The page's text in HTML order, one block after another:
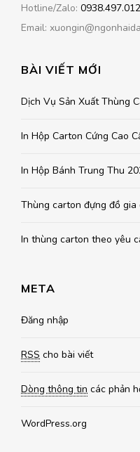
Hotline/Zalo: 0938.497.012
Email:
BÀI VIẾT MỚI
Dịch Vụ Sản Xuất Thùng
In Hộp Carton Cứng Cao
In Hộp Bánh Trung Thu
Thùng carton đựng đồ gia
In thùng carton theo yêu
META
Đăng nhập
RSS cho bài viết
Dòng thông tin các phản
WordPress.org